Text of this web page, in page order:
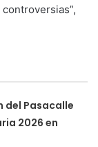
del Pasacalle
2026 en